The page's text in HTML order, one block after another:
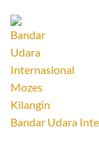
Bandar Udara